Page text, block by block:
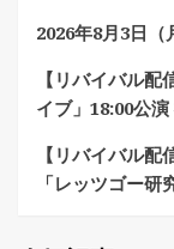
2026年8月3日
【リバイバル
イブ」18:00公
【リバイバル
「レッツゴー